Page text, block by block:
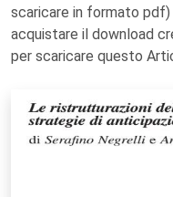
scaricare in formato
acquistare il download
per scaricare questo